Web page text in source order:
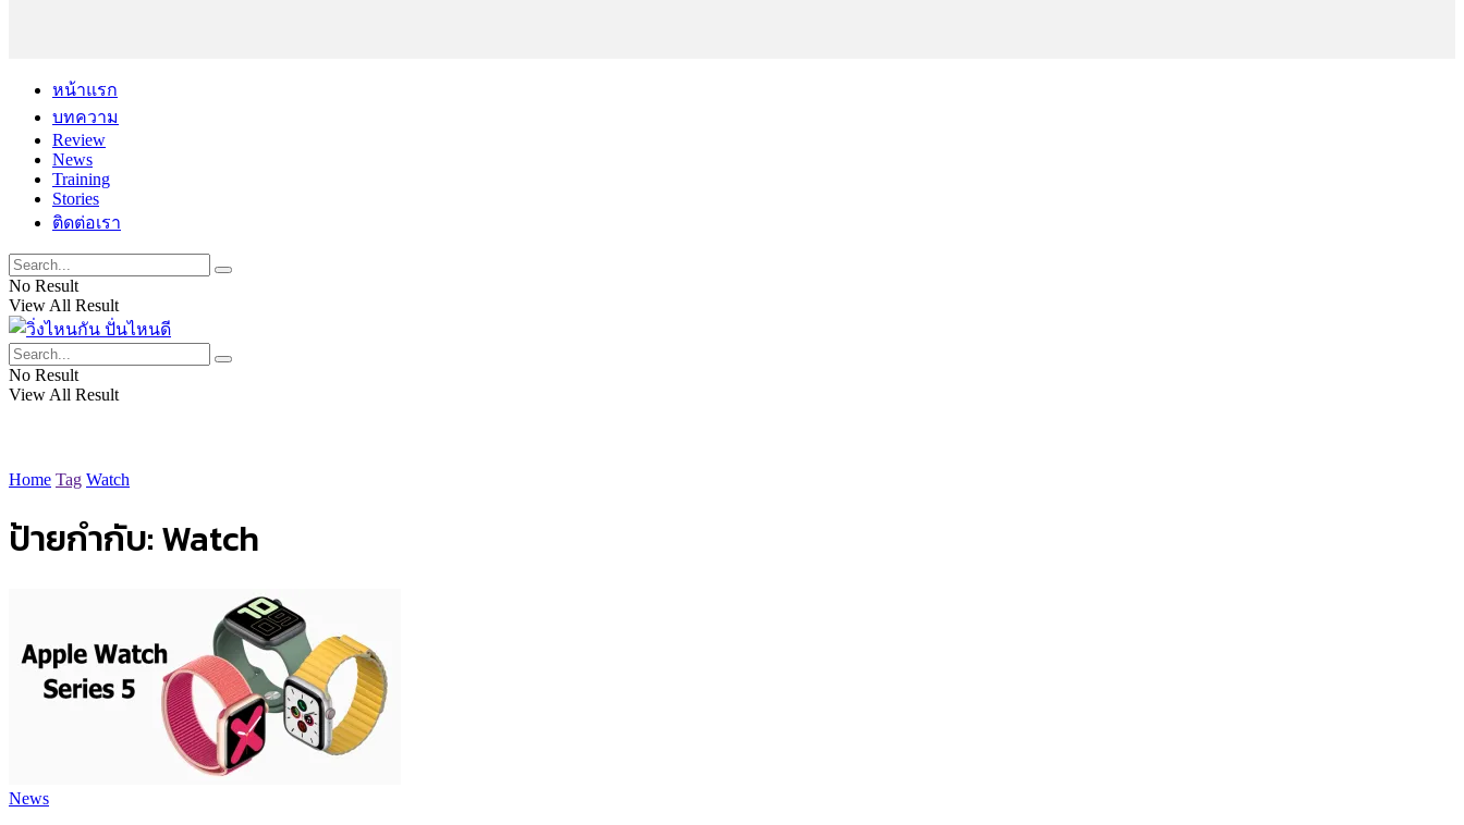
หน้าแรก
บทความ
Review
News
Training
Stories
ติดต่อเรา
No Result
View All Result
No Result
View All Result
Home Tag Watch
ป้ายกำกับ:Watch
News